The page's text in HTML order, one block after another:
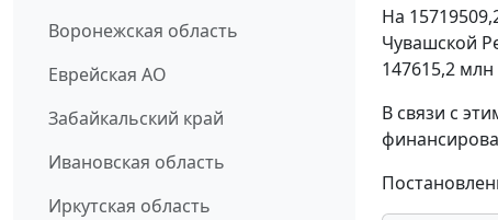
Воронежская область
Еврейская АО
Забайкальский край
Ивановская область
Иркутская область
На
Чувашской
147615,2
В связи с